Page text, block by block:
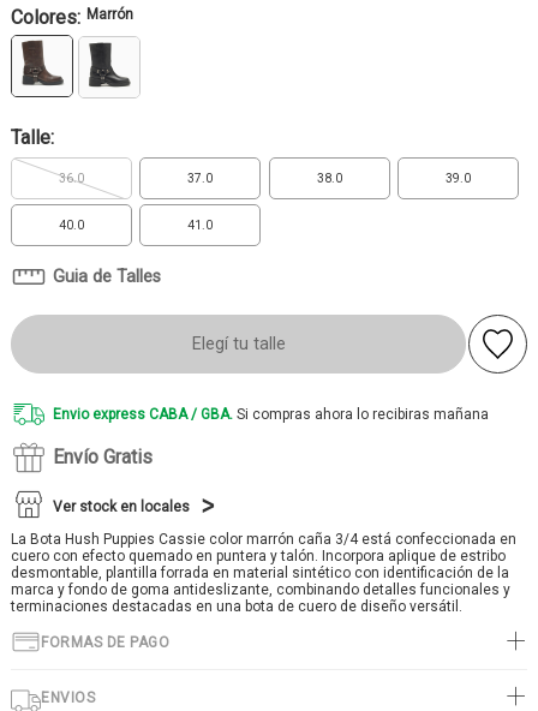
Colores: Marrón
Talle:
36.0 37.0 38.0 39.0
40.0 41.0
Guia de Talles
Elegí tu talle
Envio express CABA / GBA. Si compras ahora lo recibiras mañana
Envío Gratis
Ver stock en locales
La Bota Hush Puppies Cassie color marrón caña 3/4 está confeccionada en
cuero con efecto quemado en puntera y talón. Incorpora aplique de estribo
desmontable, plantilla forrada en material sintético con identificación de la
marca y fondo de goma antideslizante, combinando detalles funcionales y
terminaciones destacadas en una bota de cuero de diseño versátil.
FORMAS DE PAGO
ENVIOS